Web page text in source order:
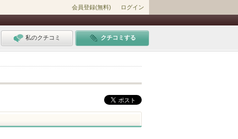
会員登録(無料) ログイン
私のクチコミ クチコミする